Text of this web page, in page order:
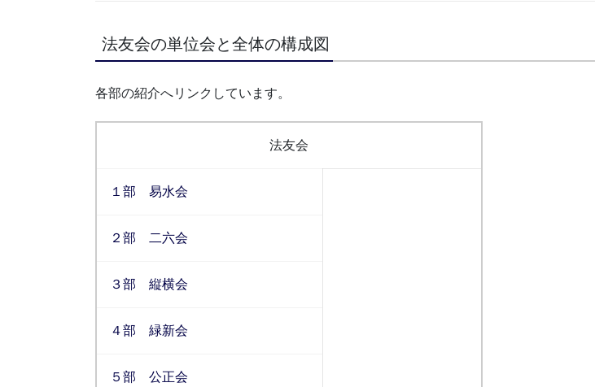
法友会の単位会と全体の構成図
各部の紹介へリンクしています。
法友会
１部 易水会
２部 二六会
３部 縦横会
４部 緑新会
５部 公正会